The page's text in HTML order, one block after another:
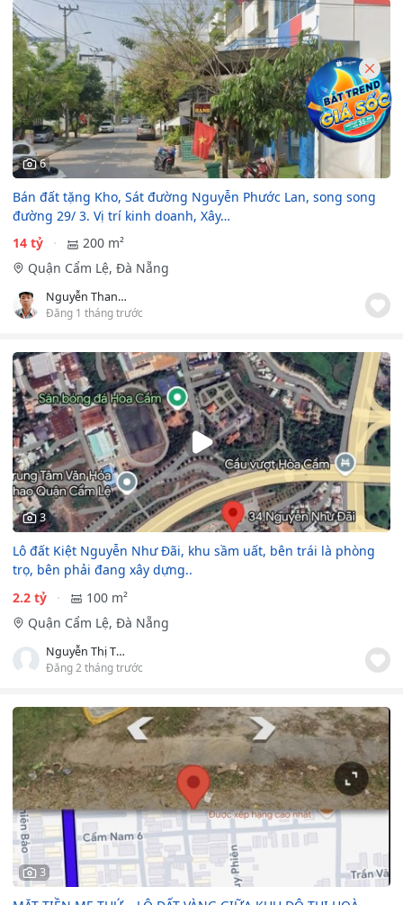
6
Bán đất tặng Kho, Sát đường Nguyễn Phước Lan, song song
đường 29/ 3. Vị trí kinh doanh, Xây…
14 tỷ
200 m²
Quận Cẩm Lệ, Đà Nẵng
Nguyễn Thanh Hải
Đăng 1 tháng trước
3
Lô đất Kiệt Nguyễn Như Đãi, khu sầm uất, bên trái là phòng
trọ, bên phải đang xây dựng..
2.2 tỷ
100 m²
Quận Cẩm Lệ, Đà Nẵng
Nguyễn Thị Thanh Tuyền
Đăng 2 tháng trước
3